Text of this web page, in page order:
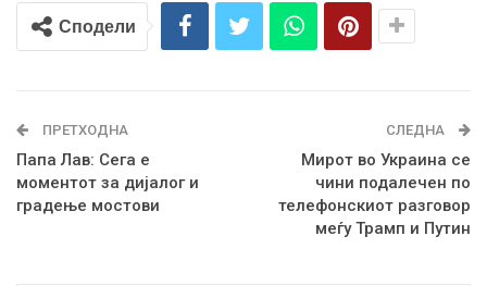
Сподели
ПРЕТХОДНА
Папа Лав: Сега е
моментот за дијалог и
градење мостови
СЛЕДНА
Мирот во Украина се
чини подалечен по
телефонскиот разговор
меѓу Трамп и Путин